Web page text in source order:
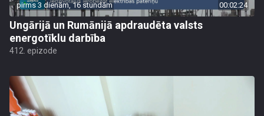
pirms 3 dienām, 16 stundām 00:02:24
Ungārijā un Rumānijā apdraudēta valsts
energotīklu darbība
412. epizode